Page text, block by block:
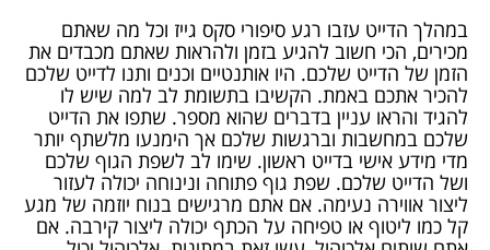
במהלך הדייט עזבו רגע סיפורי סקס גייז וכל מה שאתם
מכירים, הכי חשוב להגיע בזמן ולהראות שאתם מכבדים את
הזמן של הדייט שלכם. היו אותנטיים וכנים ותנו לדייט שלכם
להכיר אתכם באמת. הקשיבו בתשומת לב למה שיש לו
להגיד והראו עניין בדברים שהוא מספר. שתפו את הדייט
שלכם במחשבות וברגשות שלכם אך הימנעו מלשתף יותר
מדי מידע אישי בדייט ראשון. שימו לב לשפת הגוף שלכם
ושל הדייט שלכם. שפת גוף פתוחה ונינוחה יכולה לעזור
ליצור אווירה נעימה. אם אתם מרגישים בנוח יוזמה של מגע
קל כמו ליטוף או טפיחה על הכתף יכולה ליצור קירבה. אם